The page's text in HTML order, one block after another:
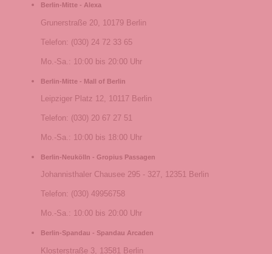
Berlin-Mitte - Alexa
Grunerstraße 20, 10179 Berlin
Telefon: (030) 24 72 33 65
Mo.-Sa.: 10:00 bis 20:00 Uhr
Berlin-Mitte - Mall of Berlin
Leipziger Platz 12, 10117 Berlin
Telefon: (030) 20 67 27 51
Mo.-Sa.: 10:00 bis 18:00 Uhr
Berlin-Neukölln - Gropius Passagen
Johannisthaler Chausee 295 - 327, 12351 Berlin
Telefon: (030) 49956758
Mo.-Sa.: 10:00 bis 20:00 Uhr
Berlin-Spandau - Spandau Arcaden
Klosterstraße 3, 13581 Berlin